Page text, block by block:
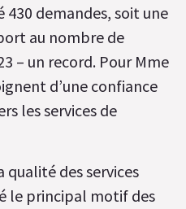
430 demandes, soit une
au nombre de
– un record. Pour Mme
d’une confiance
les services de
qualité des services
le principal motif des